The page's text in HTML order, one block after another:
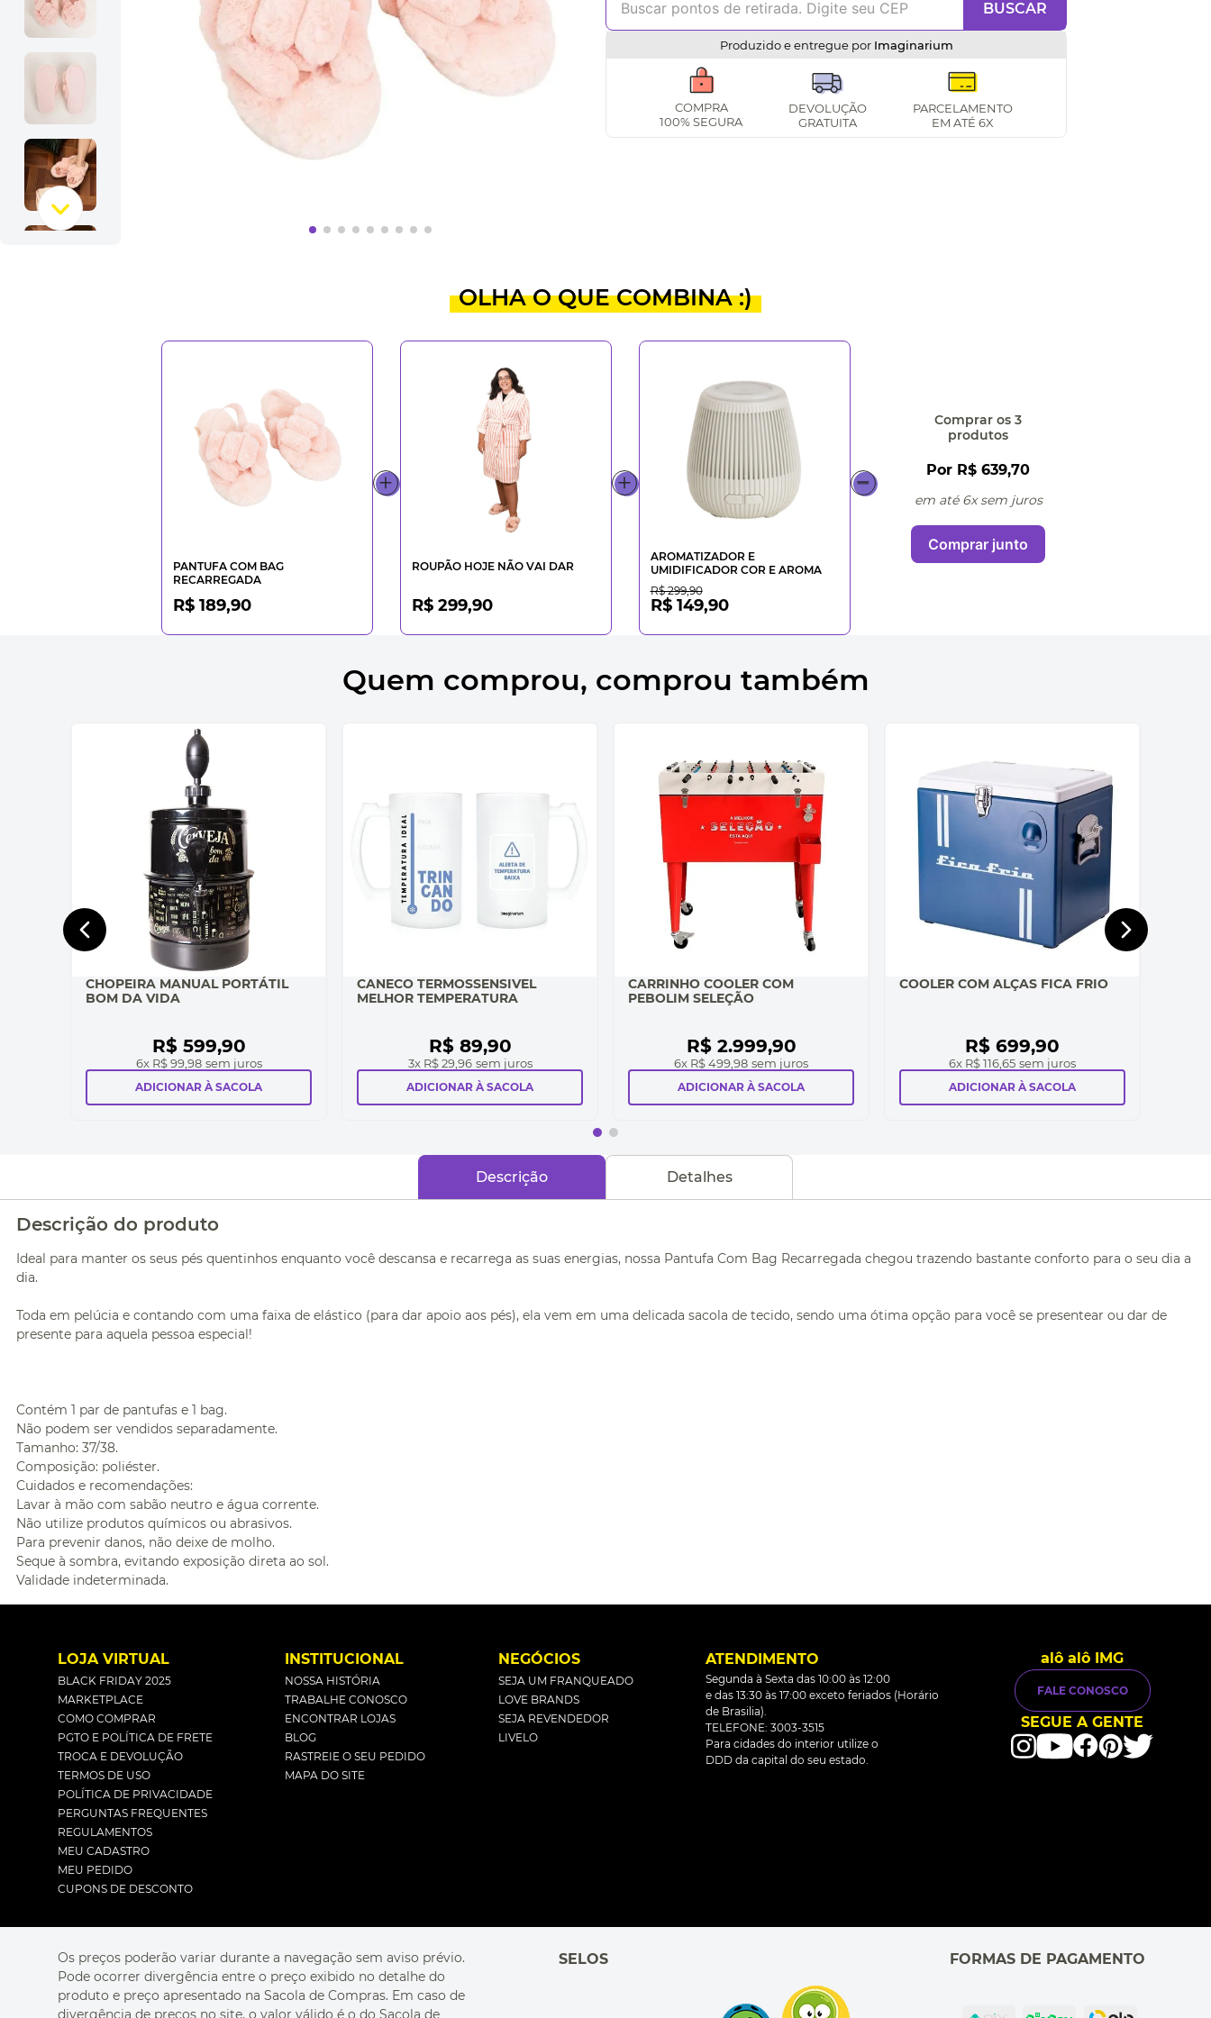
BUSCAR
Produzido e entregue por Imaginarium
COMPRA
100% SEGURA
DEVOLUÇÃO
GRATUITA
PARCELAMENTO
EM ATÉ 6X
OLHA O QUE COMBINA :)
PANTUFA COM BAG
RECARREGADA
R$ 189,90
ROUPÃO HOJE NÃO VAI DAR
R$ 299,90
AROMATIZADOR E
UMIDIFICADOR COR E AROMA
R$ 299,90
R$ 149,90
Comprar os 3
produtos
Por R$ 639,70
em até 6x sem juros
Comprar junto
Quem comprou, comprou também
CHOPEIRA MANUAL PORTÁTIL
BOM DA VIDA
R$ 599,90
6x R$ 99,98 sem juros
ADICIONAR À SACOLA
CANECO TERMOSSENSIVEL
MELHOR TEMPERATURA
R$ 89,90
3x R$ 29,96 sem juros
ADICIONAR À SACOLA
CARRINHO COOLER COM
PEBOLIM SELEÇÃO
R$ 2.999,90
6x R$ 499,98 sem juros
ADICIONAR À SACOLA
COOLER COM ALÇAS FICA FRIO
R$ 699,90
6x R$ 116,65 sem juros
ADICIONAR À SACOLA
Descrição Detalhes
Descrição do produto
Ideal para manter os seus pés quentinhos enquanto você descansa e recarrega as suas energias, nossa Pantufa Com Bag Recarregada chegou trazendo bastante conforto para o seu dia a
dia.
Toda em pelúcia e contando com uma faixa de elástico (para dar apoio aos pés), ela vem em uma delicada sacola de tecido, sendo uma ótima opção para você se presentear ou dar de
presente para aquela pessoa especial!
Contém 1 par de pantufas e 1 bag.
Não podem ser vendidos separadamente.
Tamanho: 37/38.
Composição: poliéster.
Cuidados e recomendações:
Lavar à mão com sabão neutro e água corrente.
Não utilize produtos químicos ou abrasivos.
Para prevenir danos, não deixe de molho.
Seque à sombra, evitando exposição direta ao sol.
Validade indeterminada.
LOJA VIRTUAL
BLACK FRIDAY 2025
MARKETPLACE
COMO COMPRAR
PGTO E POLÍTICA DE FRETE
TROCA E DEVOLUÇÃO
TERMOS DE USO
POLÍTICA DE PRIVACIDADE
PERGUNTAS FREQUENTES
REGULAMENTOS
MEU CADASTRO
MEU PEDIDO
CUPONS DE DESCONTO
INSTITUCIONAL
NOSSA HISTÓRIA
TRABALHE CONOSCO
ENCONTRAR LOJAS
BLOG
RASTREIE O SEU PEDIDO
MAPA DO SITE
NEGÓCIOS
SEJA UM FRANQUEADO
LOVE BRANDS
SEJA REVENDEDOR
LIVELO
ATENDIMENTO
Segunda à Sexta das 10:00 às 12:00
e das 13:30 às 17:00 exceto feriados (Horário
de Brasilia).
TELEFONE: 3003-3515
Para cidades do interior utilize o
DDD da capital do seu estado.
alô alô IMG
FALE CONOSCO
SEGUE A GENTE
Os preços poderão variar durante a navegação sem aviso prévio.
Pode ocorrer divergência entre o preço exibido no detalhe do
produto e preço apresentado na Sacola de Compras. Em caso de
SELOS FORMAS DE PAGAMENTO
bolsa termica